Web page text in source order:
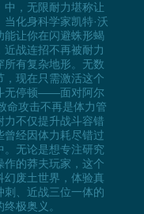
中，无限耐力堪称让
化身科学家凯特·沃
能让你在闪避蛛形蝎
战连招不再被耐力
所有复杂地形。无数
，现在只需激活这个
无停顿——面对阿尔
命攻击不再是体力管
力不仅提升战斗容错
曾经因体力耗尽错过
。无论是想专注研究
作的莽夫玩家，这个
幻废土世界，体验真
刺、近战三位一体的
极奥义。